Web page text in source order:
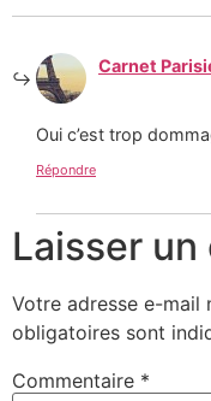
Carnet
Oui c’est trop
Répondre
Laisser
Votre adresse e-mail
obligatoires sont
Commentaire *